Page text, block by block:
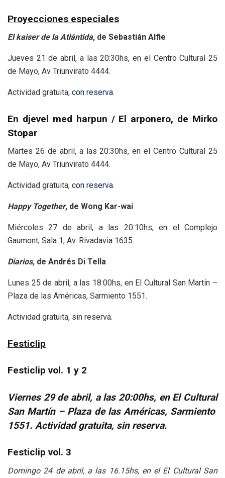
Proyecciones especiales
El kaiser de la Atlántida, de Sebastián Alfie
Jueves 21 de abril, a las 20:30hs, en el Centro Cultural 25
de Mayo, Av Triunvirato 4444.
Actividad gratuita, con reserva.
En djevel med harpun / El arponero, de Mirko
Stopar
Martes 26 de abril, a las 20:30hs, en el Centro Cultural 25
de Mayo, Av Triunvirato 4444.
Actividad gratuita, con reserva.
Happy Together, de Wong Kar-wai
Miércoles 27 de abril, a las 20:10hs, en el Complejo
Gaumont, Sala 1, Av. Rivadavia 1635.
Diarios, de Andrés Di Tella
Lunes 25 de abril, a las 18:00hs, en El Cultural San Martín –
Plaza de las Américas, Sarmiento 1551.
Actividad gratuita, sin reserva.
Festiclip
Festiclip vol. 1 y 2
Viernes 29 de abril, a las 20:00hs, en El Cultural
San Martín – Plaza de las Américas, Sarmiento
1551. Actividad gratuita, sin reserva.
Festiclip vol. 3
Domingo 24 de abril, a las 16.15hs, en el El Cultural San